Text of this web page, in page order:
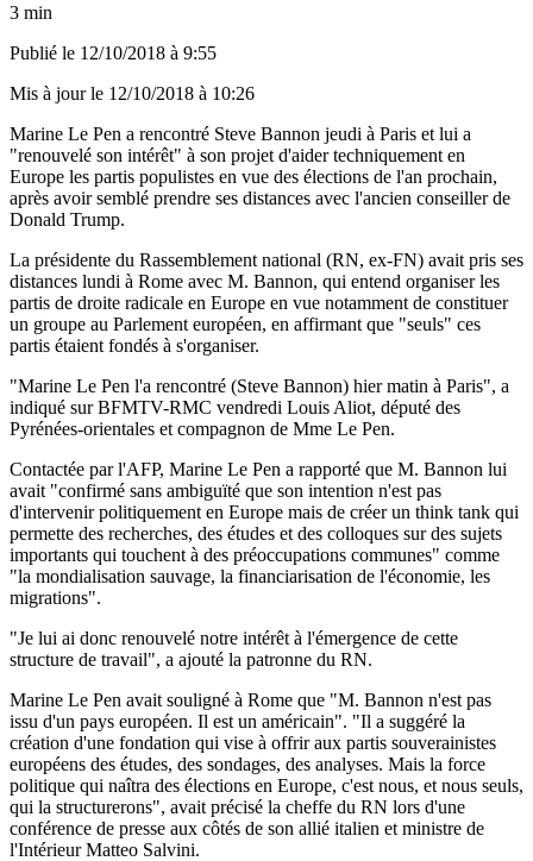
3 min
Publié le 12/10/2018 à 9:55
Mis à jour le 12/10/2018 à 10:26
Marine Le Pen a rencontré Steve Bannon jeudi à Paris et lui a
"renouvelé son intérêt" à son projet d'aider techniquement en
Europe les partis populistes en vue des élections de l'an prochain,
après avoir semblé prendre ses distances avec l'ancien conseiller de
Donald Trump.
La présidente du Rassemblement national (RN, ex-FN) avait pris ses
distances lundi à Rome avec M. Bannon, qui entend organiser les
partis de droite radicale en Europe en vue notamment de constituer
un groupe au Parlement européen, en affirmant que "seuls" ces
partis étaient fondés à s'organiser.
"Marine Le Pen l'a rencontré (Steve Bannon) hier matin à Paris", a
indiqué sur BFMTV-RMC vendredi Louis Aliot, député des
Pyrénées-orientales et compagnon de Mme Le Pen.
Contactée par l'AFP, Marine Le Pen a rapporté que M. Bannon lui
avait "confirmé sans ambiguïté que son intention n'est pas
d'intervenir politiquement en Europe mais de créer un think tank qui
permette des recherches, des études et des colloques sur des sujets
importants qui touchent à des préoccupations communes" comme
"la mondialisation sauvage, la financiarisation de l'économie, les
migrations".
"Je lui ai donc renouvelé notre intérêt à l'émergence de cette
structure de travail", a ajouté la patronne du RN.
Marine Le Pen avait souligné à Rome que "M. Bannon n'est pas
issu d'un pays européen. Il est un américain". "Il a suggéré la
création d'une fondation qui vise à offrir aux partis souverainistes
européens des études, des sondages, des analyses. Mais la force
politique qui naîtra des élections en Europe, c'est nous, et nous seuls,
qui la structurerons", avait précisé la cheffe du RN lors d'une
conférence de presse aux côtés de son allié italien et ministre de
l'Intérieur Matteo Salvini.